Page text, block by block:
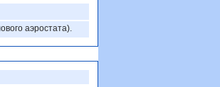
аэростата).